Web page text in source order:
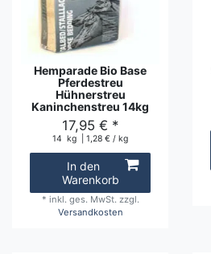
Hemparade Bio Base
Pferdestreu
Hühnerstreu
Kaninchenstreu 14kg
17,95 € *
14 kg | 1,28 € / kg
In den
Warenkorb
* inkl. ges. MwSt. zzgl.
Versandkosten